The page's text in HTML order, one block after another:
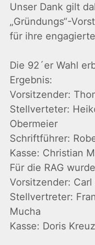
Unser Dank gilt
„Gründungs“-
für ihre
Die 92´er Wahl
Ergebnis:
Vorsitzender:
Stellverteter:
Obermeier
Schriftführer:
Kasse: Christian
Für die RAG
Vorsitzender: Carl
Stellvertreter:
Mucha
Kasse: Doris